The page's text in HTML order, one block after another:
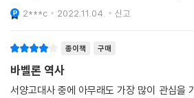
찾기도 어려울 뿐만 아니라 그 정확성도 의심
은 동아시아
2***c 2022.11.04. 신고
종이책 구매
바벨론 역사
서양고대사 중에 아무래도 가장 많이 관심을